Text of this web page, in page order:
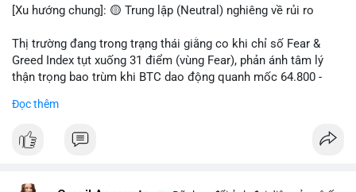
#vlikevn #titanbot
📰 Nguồn: Decrypt
[Xu hướng chung]: 🟡 Trung lập (Neutral) nghiêng về rủi ro
Thị trường đang trong trạng thái giằng co khi chỉ số Fear &
Greed Index tụt xuống 31 điểm (vùng Fear), phản ánh tâm lý
thận trọng bao trùm khi BTC dao động quanh mốc 64.800 -
giao dịch BTC lớn được ghi nhận trong 24h qua, tổng trị giá
Đọc thêm